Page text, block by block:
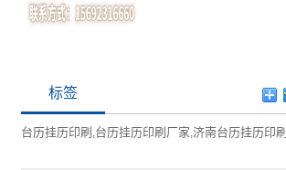
标签
台历挂历印刷 ,台历挂历印刷厂家,济南台历挂历印刷